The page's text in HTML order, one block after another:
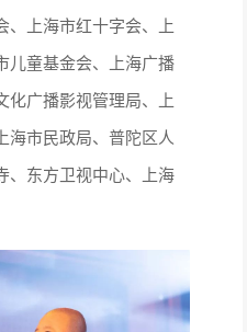
、上海市红十字会、上
儿童基金会、上海广播
化广播影视管理局、上
海市民政局、普陀区人
、东方卫视中心、上海